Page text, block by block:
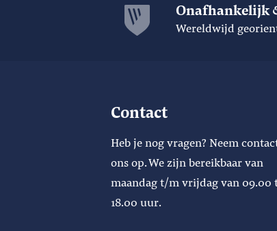
Onafhankelijk
Wereldwijd
Contact
Heb je nog vragen? Neem
ons op. We zijn bereikbaar van
maandag t/m vrijdag van 09.00
18.00 uur.